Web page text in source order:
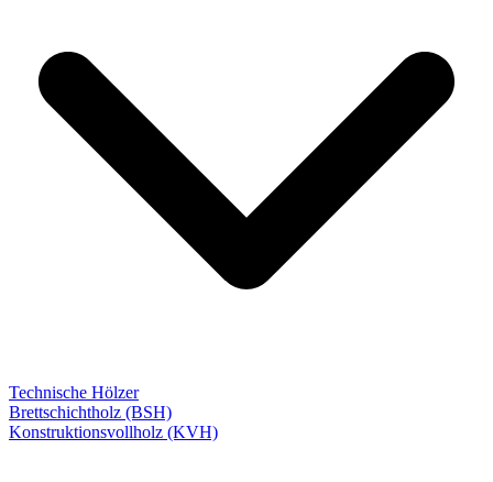
Technische Hölzer
Brettschichtholz (BSH)
Konstruktionsvollholz (KVH)